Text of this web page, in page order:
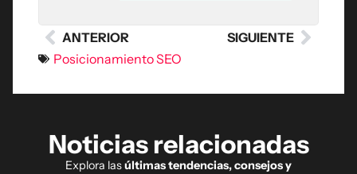
ANTERIOR
SIGUIENTE
Posicionamiento SEO
Noticias relacionadas
Explora lasúltimas tendencias, consejos y